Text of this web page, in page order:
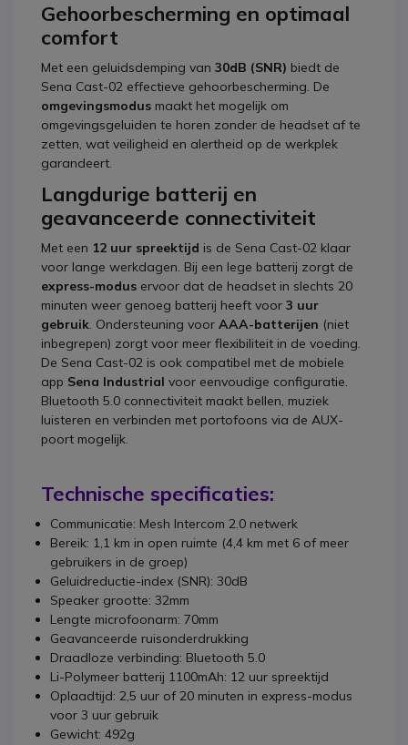
Gehoorbescherming en optimaal
comfort
Met een geluidsdemping van 30dB (SNR) biedt de
Sena Cast-02 effectieve gehoorbescherming. De
omgevingsmodus maakt het mogelijk om
omgevingsgeluiden te horen zonder de headset af te
zetten, wat veiligheid en alertheid op de werkplek
garandeert.
Langdurige batterij en
geavanceerde connectiviteit
Met een 12 uur spreektijd is de Sena Cast-02 klaar
voor lange werkdagen. Bij een lege batterij zorgt de
express-modus ervoor dat de headset in slechts 20
minuten weer genoeg batterij heeft voor 3 uur
gebruik. Ondersteuning voor AAA-batterijen (niet
inbegrepen) zorgt voor meer flexibiliteit in de voeding.
De Sena Cast-02 is ook compatibel met de mobiele
app Sena Industrial voor eenvoudige configuratie.
Bluetooth 5.0 connectiviteit maakt bellen, muziek
luisteren en verbinden met portofoons via de AUX-
poort mogelijk.
Technische specificaties:
Communicatie: Mesh Intercom 2.0 netwerk
Bereik: 1,1 km in open ruimte (4,4 km met 6 of meer
gebruikers in de groep)
Geluidreductie-index (SNR): 30dB
Speaker grootte: 32mm
Lengte microfoonarm: 70mm
Geavanceerde ruisonderdrukking
Draadloze verbinding: Bluetooth 5.0
Li-Polymeer batterij 1100mAh: 12 uur spreektijd
Oplaadtijd: 2,5 uur of 20 minuten in express-modus
voor 3 uur gebruik
Gewicht: 492g